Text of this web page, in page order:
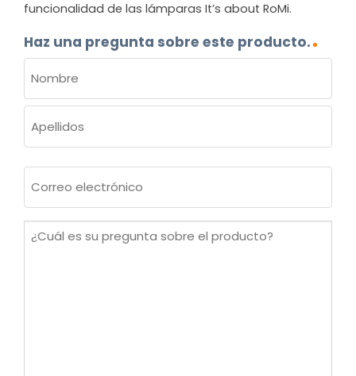
funcionalidad de las lámparas It’s about RoMi.
Haz una pregunta sobre este producto.
(OBLIGATORIO)
Nombre
electrónico
¿Cuál